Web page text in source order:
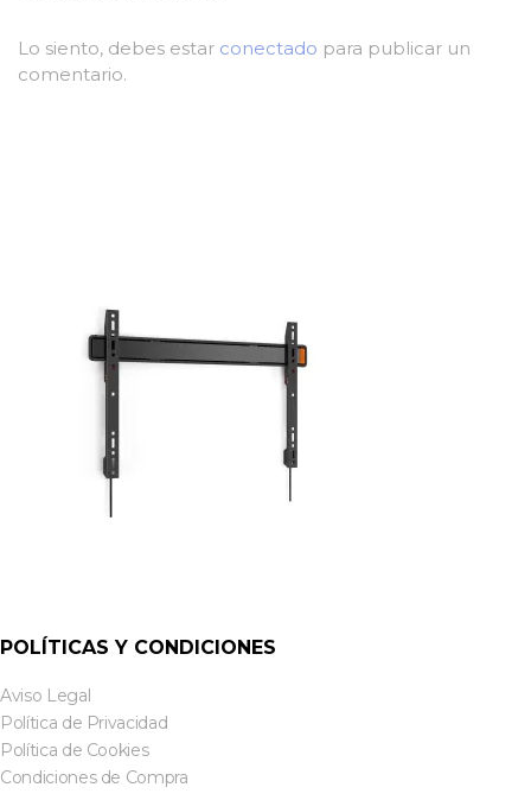
Lo siento, debes estar conectado para publicar un
comentario.
POLÍTICAS Y CONDICIONES
Aviso Legal
Política de Privacidad
Política de Cookies
Condiciones de Compra